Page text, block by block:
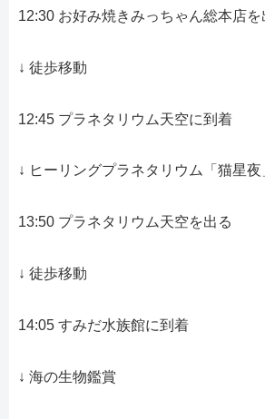
12:30 お好み焼きみっちゃん総本店を
↓ 徒歩移動
12:45 プラネタリウム天空に到着
↓ ヒーリングプラネタリウム「猫星夜
13:50 プラネタリウム天空を出る
↓ 徒歩移動
14:05 すみだ水族館に到着
↓ 海の生物鑑賞